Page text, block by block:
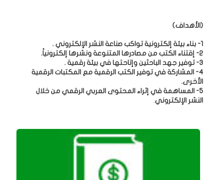
(الأهداف)
1- بناء بيئة إلكترونية تواكب صناعة النشر الإلكتروني .
2- إقتناء الكتب من مصادرها المتنوعة ونشرها إلكترونياً.
3- توفير جهد الباحثين وإتاحتها في بيئة رقمية .
4- المشاركة في توفير الكتب الرقمية مع المكتبات الرقمية
الأخرى.
5- المساهمة في إثراء المحتوى العربي الرقمي من خلال
النشر الإلكتروني.